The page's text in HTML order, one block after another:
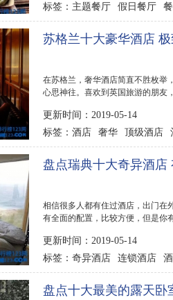
标签： 主题餐厅 假日餐厅
苏格兰十大豪华酒店
在苏格兰，奢华酒店简直不胜枚举
心思神往。喜欢到英国旅游的朋友
更新时间：2019-05-14
标签： 酒店 奢华 顶级酒店
盘点瑞典十大奇异酒店
相信很多人都有住过酒店，出门在
有全面的配置，比较方便，但是你
更新时间：2019-05-14
标签： 奇异酒店 连锁酒店
瑞典
盘点十大最美的露天卧